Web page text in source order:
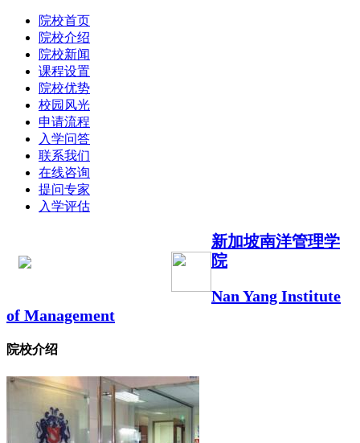
院校首页
院校介绍
院校新闻
课程设置
院校优势
校园风光
申请流程
入学问答
联系我们
在线咨询
提问专家
入学评估
新加坡南洋管理学
院
Nan Yang Institute
of Management
院校介绍